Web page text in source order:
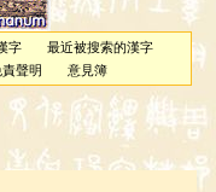
字
最近被搜索的漢字
責聲明 意見簿